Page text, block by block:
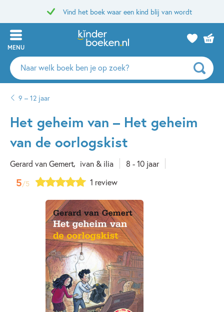
Vind het boek waar een kind blij van wordt
MENU
Zoeken
naar
auteurs
uitgevers
9 – 12 jaar
Het geheim van – Het geheim
van de oorlogskist
Gerard van Gemert ivan & ilia 8 - 10 jaar
5/5 1 review